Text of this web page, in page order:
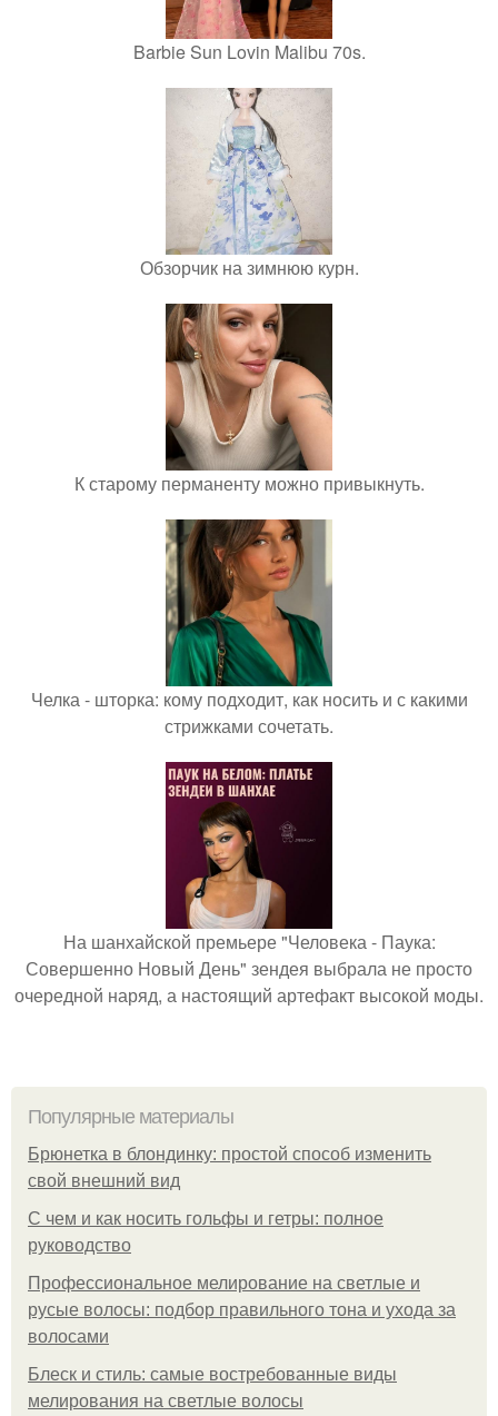
Barbie Sun Lovin Malibu 70s.
Обзорчик на зимнюю курн.
К старому перманенту можно привыкнуть.
Челка - шторка: кому подходит, как носить и с какими
стрижками сочетать.
На шанхайской премьере "Человека - Паука:
Совершенно Новый День" зендея выбрала не просто
очередной наряд, а настоящий артефакт высокой моды.
Популярные материалы
Брюнетка в блондинку: простой способ изменить
свой внешний вид
С чем и как носить гольфы и гетры: полное
руководство
Профессиональное мелирование на светлые и
русые волосы: подбор правильного тона и ухода за
волосами
Блеск и стиль: самые востребованные виды
мелирования на светлые волосы